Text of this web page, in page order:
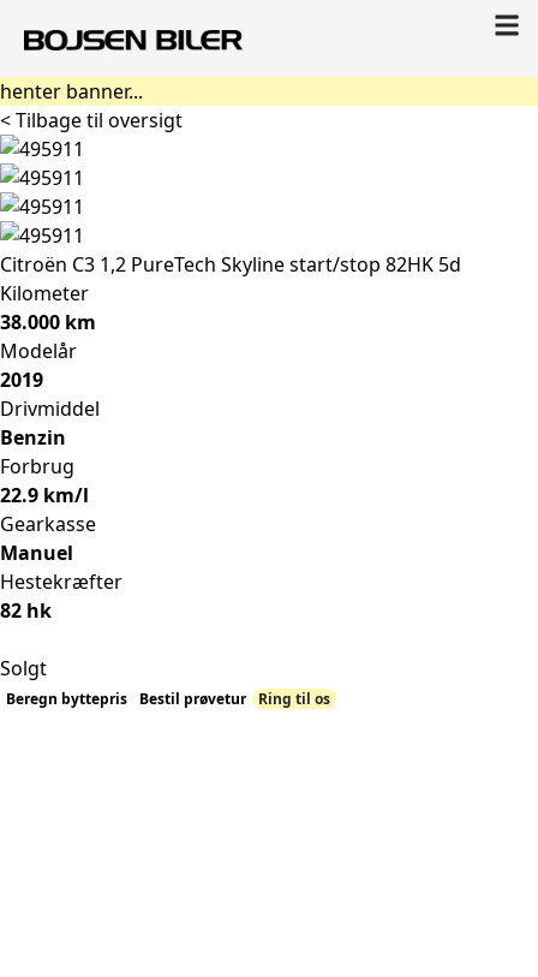
henter banner...
< Tilbage til oversigt
Citroën C3 1,2 PureTech Skyline start/stop 82HK 5d
Kilometer
38.000 km
Modelår
2019
Drivmiddel
Benzin
Forbrug
22.9 km/l
Gearkasse
Manuel
Hestekræfter
82 hk
Solgt
Beregn byttepris Bestil prøvetur Ring til os